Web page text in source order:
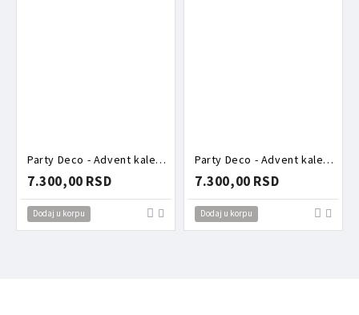
Party Deco - Advent kalendar - Roze kutija puna aksesoara
7.300,00 RSD
Dodaj u korpu
Party Deco - Advent kalendar - Torbica puna aksesoara zeka
7.300,00 RSD
Dodaj u korpu